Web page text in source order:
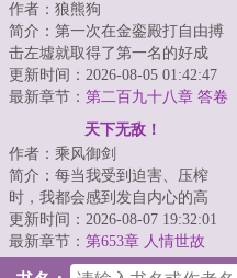
作者：狼熊狗
简介：第一次在金銮殿打自由搏
击左墟就取得了第一名的好成
绩。面对私养十万重骑兵的进
士，用白粥榨菜活人...
更新时间：2026-08-05 01:42:47
最新章节： 第二百九十八章 答卷
天下无敌！
作者：乘风御剑
简介：每当我受到迫害、压榨
时，我都会感到发自内心的高
兴、喜悦，因为，还有人敢迫害
我、压榨我，只能证...
更新时间：2026-08-07 19:32:01
最新章节： 第653章 人情世故